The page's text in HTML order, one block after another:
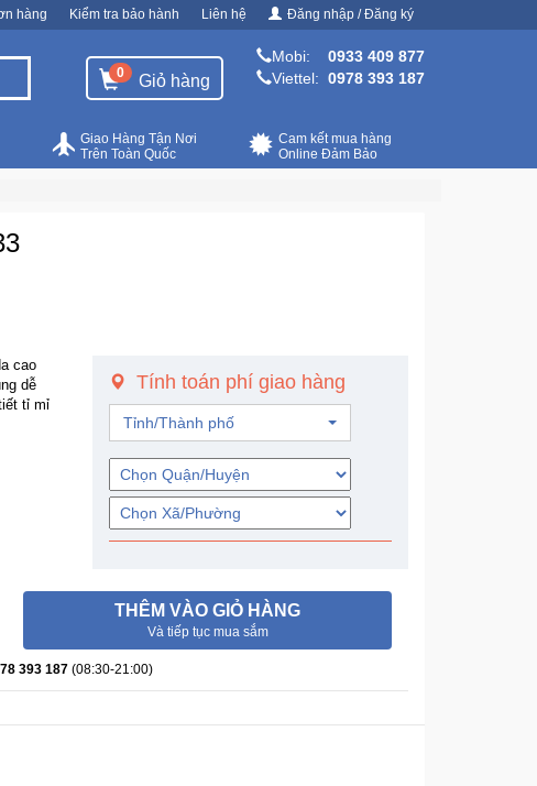
hàng Kiểm tra bảo hành Liên hệ Đăng nhập / Đăng ký
0 Giỏ hàng
Mobi:
0933 409 877
Viettel: 0978 393 187
Cam kết mua hàng
Online Đảm Bảo
Giao Hàng Tận Nơi
Trên Toàn Quốc
cao
dễ
tỉ mỉ
Tính toán phí giao hàng
Tỉnh/Thành phố
THÊM VÀO GIỎ HÀNG
Và tiếp tục mua sắm
393 187 (08:30-21:00)